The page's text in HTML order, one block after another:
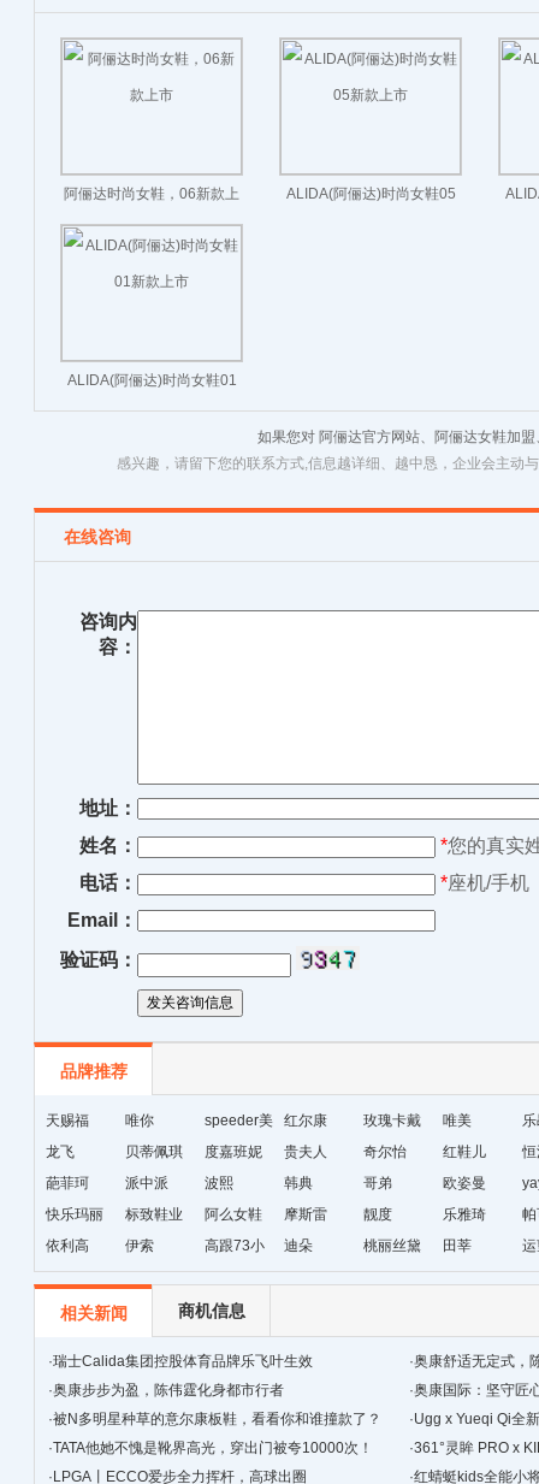
阿俪达时尚女鞋，06新款上
市
ALIDA(阿俪达)时尚女鞋05
ALIDA(阿俪达)时尚女鞋01
新款上市
如果您对 阿俪达官方网站、阿俪达女鞋加
感兴趣，请留下您的联系方式,信息越详细、越中恳，企业会主动
在线咨询
咨询内
容：
地址：
姓名：
*您的真实
电话：
*座机/手机
Email：
验证码：
品牌推荐
天赐福 唯你
speeder美
国暴龙
红尔康
玫瑰卡戴
尔
唯美
龙飞
贝蒂佩琪 度嘉班妮 贵夫人 奇尔怡 红鞋儿
葩菲珂
派中派 波熙 韩典 哥弟 欧姿曼
快乐玛丽
标致鞋业 阿么女鞋 摩斯雷 靓度 乐雅琦
依利高
伊索
高跟73小
时
迪朵 桃丽丝黛 田莘
相关新闻 商机信息
·瑞士Calida集团控股体育品牌乐飞叶生效 ·奥康舒适无定式，
·奥康步步为盈，陈伟霆化身都市行者 ·奥康国际：坚守匠
景
·被N多明星种草的意尔康板鞋，看看你和谁撞款了？ ·Ugg x Yueqi Qi全
·TATA他她不愧是靴界高光，穿出门被夸10000次！ ·361°灵眸 PRO x
跑鞋
· LPGA丨ECCO爱步全力挥杆，高球出圈 ·红蜻蜓kids全能小